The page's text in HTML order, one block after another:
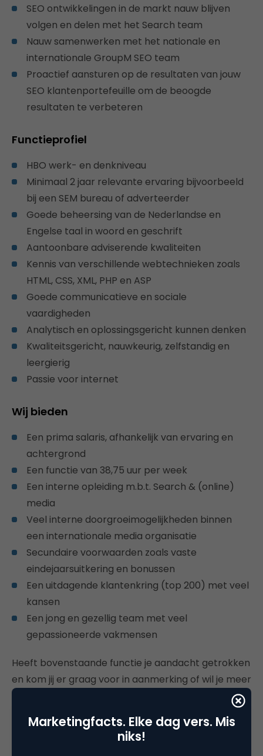
SEO ontwikkelingen in de markt nauw blijven
volgen en delen met het Search team
Nauw samenwerken met het nationale en
internationale GroupM SEO team
Proactief aansturen op de resultaten van jouw
SEO klantenportefeuille om de beoogde
resultaten te verbeteren
Functieprofiel
HBO werk- en denkniveau
Minimaal 2 jaar relevante ervaring bijvoorbeeld
bij een SEM bureau of adverteerder
Goede beheersing van de Nederlandse en
Engelse taal in woord en geschrift
Aantoonbare adviserende kwaliteiten
Kennis van verschillende webtechnieken zoals
HTML, CSS, XML, PHP en ASP
Goede communicatieve en sociale
vaardigheden
Analytisch en oplossingsgericht kunnen denken
Kwaliteitsgericht, nauwkeurig, zelfstandig en
leergierig
Passie voor internet
Wij bieden
Een prima salaris, afhankelijk van ervaring en
achtergrond
Een functie van 38,75 uur per week
Een interne opleiding m.b.t. Search & (online)
media
Veel interne doorgroeimogelijkheden binnen
een internationale media organisatie
Secundaire voorwaarden zoals vaste
eindejaarsuitkering en bonussen
Een uitdagende klantenkring (top 200) met veel
kansen
Een jong en gezellig team met veel
gepassioneerde vakmensen
Heeft bovenstaande functie je aandacht getrokken
en kom jij er graag voor in aanmerking of wil je meer
informatie, bel dan met Maureen Sital (HR): 020 –
{encode=”maureen.sital@groupm.com”
title=”maureen.sital@groupm.com”}. Reageren kan
Marketingfacts. Elke dag vers. Mis
niks!